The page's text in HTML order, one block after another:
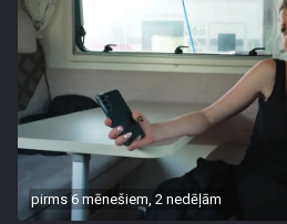
pirms 6 mēnešiem, 2 nedēļām